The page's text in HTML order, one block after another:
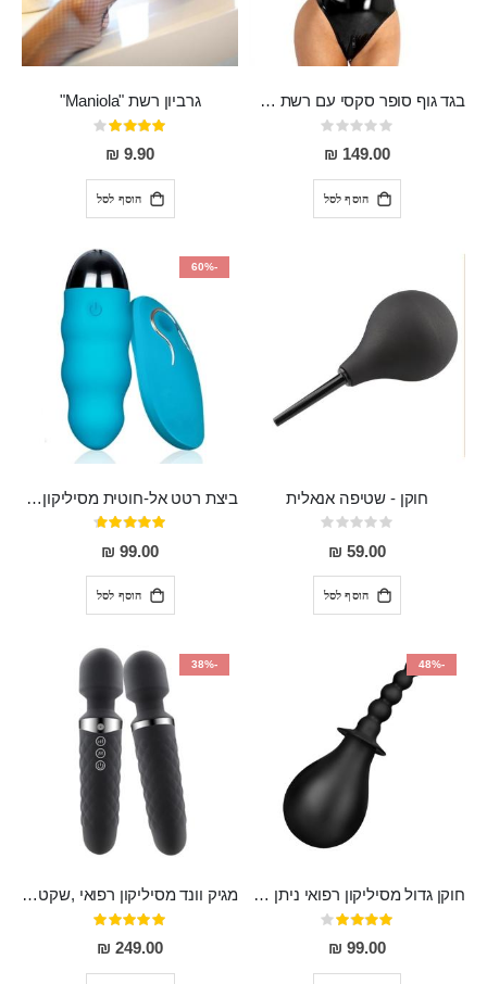
בגד גוף סופר סקסי עם רשת שקופה בחזה ושרשרות מלמעלה וריצרץ מלמטה Pan במפשעה
Rating:
0%
149.00 ₪
הוסף לסל
גרביון רשת "Maniola"
דירוג:
80%
9.90 ₪
הוסף לסל
חוקן - שטיפה אנאלית
Rating:
0%
59.00 ₪
הוסף לסל
-60%
ביצת רטט אל-חוטית מסיליקון רפואי בגודל של 8 ס"מ ורוחב 3 ס"מ בעלת 20 מהירויות שונות "ENKI"
דירוג:
93%
99.00 ₪
הוסף לסל
-48%
חוקן גדול מסיליקון רפואי ניתן לשימוש גם כפלאג וגם כחרוזים אנאלים
דירוג:
80%
99.00 ₪
-38%
מגיק וונד מסיליקון רפואי ,שקט במיוחד, נטען בעל 10 מהירויות שונות "Erna"
דירוג:
100%
249.00 ₪